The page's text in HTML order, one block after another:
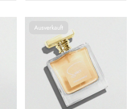
Ausverkauft